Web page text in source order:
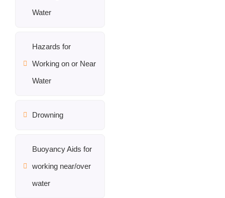
Water
Hazards for
Working on or Near
Water
Drowning
Buoyancy Aids for
working near/over
water